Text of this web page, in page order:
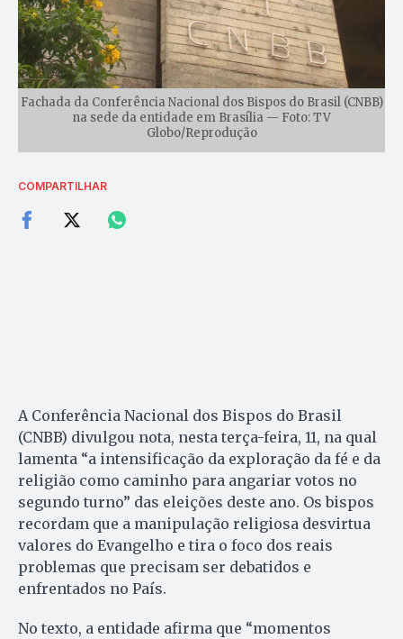
Fachada da Conferência Nacional dos Bispos do Brasil (CNBB)
na sede da entidade em Brasília — Foto: TV
Globo/Reprodução
COMPARTILHAR
A Conferência Nacional dos Bispos do Brasil
(CNBB) divulgou nota, nesta terça-feira, 11, na qual
lamenta “a intensificação da exploração da fé e da
religião como caminho para angariar votos no
segundo turno” das eleições deste ano. Os bispos
recordam que a manipulação religiosa desvirtua
valores do Evangelho e tira o foco dos reais
problemas que precisam ser debatidos e
enfrentados no País.
No texto, a entidade afirma que “momentos